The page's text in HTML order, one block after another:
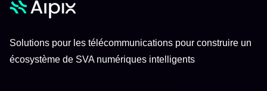
Solutions pour les télécommunications pour construire un
écosystème de SVA numériques intelligents